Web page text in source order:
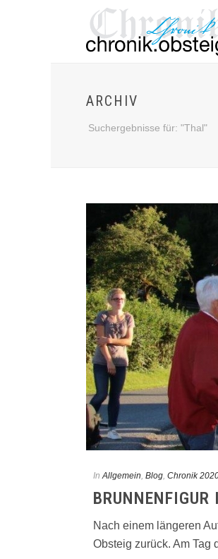
ARCHIV
Suchergebnisse für: "Thal"
In Allgemein, Blog, Chronik
Nach einem längeren
Obsteig zurück. Am Tag